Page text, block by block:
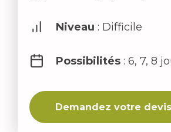
Niveau : Difficile
Possibilités : 6, 7, 8
Demandez votre